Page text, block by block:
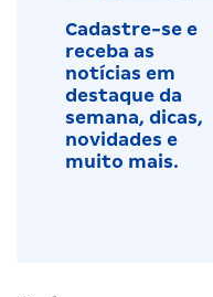
Cadastre-se e
receba as
notícias em
destaque da
semana, dicas,
novidades e
muito mais.